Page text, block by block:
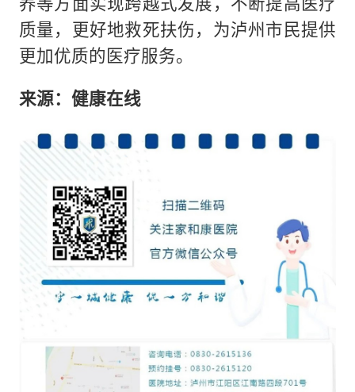
质量，更好地救死扶伤，为泸州市民提供
更加优质的医疗服务。
来源：健康在线